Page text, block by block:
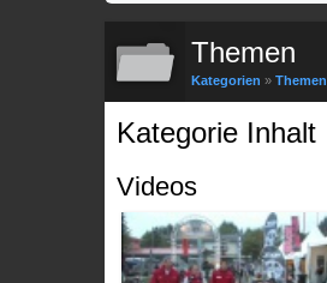
Themen
Kategorien » Themen
Kategorie Inhalt
Videos